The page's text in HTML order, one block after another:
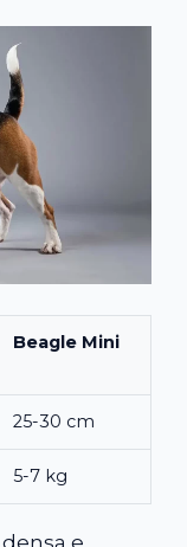
Beagle Mini
25-30 cm
5-7 kg
e